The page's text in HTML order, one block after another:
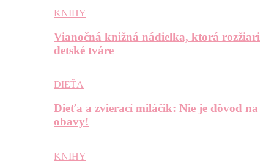
KNIHY
Vianočná knižná nádielka, ktorá rozžiari
detské tváre
DIEŤA
Dieťa a zvierací miláčik: Nie je dôvod na
obavy!
KNIHY